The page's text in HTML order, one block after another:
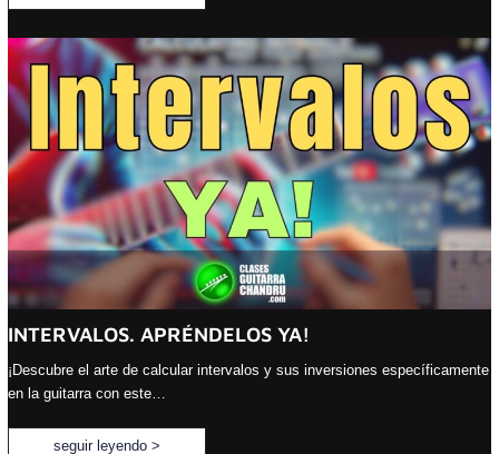
INTERVALOS. APRÉNDELOS YA!
¡Descubre el arte de calcular intervalos y sus inversiones específicamente
en la guitarra con este…
seguir leyendo >